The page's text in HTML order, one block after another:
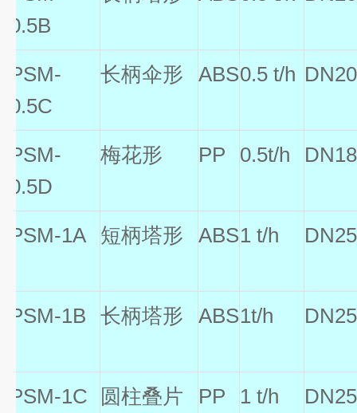
0.5B
PSM-
0.5C
长柄伞形 ABS0.5 t/h DN20
PSM-
0.5D
梅花形 PP 0.5t/h DN18
PSM-1A 短柄塔形 ABS1 t/h DN25
PSM-1B 长柄塔形 ABS1t/h DN25
PSM-1C 圆柱叠片 PP 1 t/h DN25